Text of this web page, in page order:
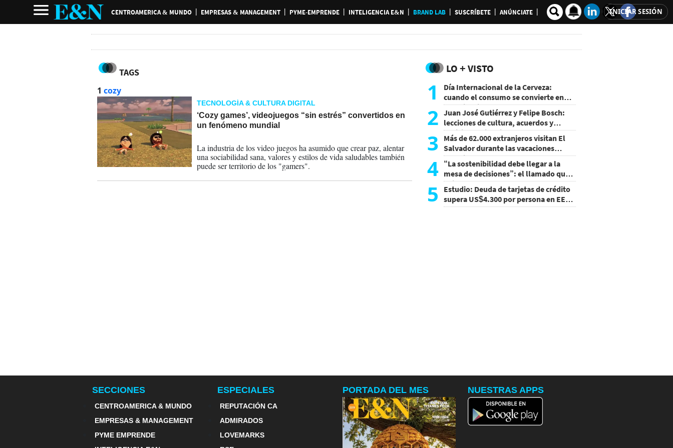
CENTROAMERICA & MUNDO EMPRESAS & MANAGEMENT PYME-EMPRENDE INTELIGENCIA E&N BRAND LAB SUSCRÍBETE ANÚNCIATE INICIAR SESIÓN
TAGS
1 cozy
TECNOLOGÍA & CULTURA DIGITAL
‘Cozy games’, videojuegos “sin estrés” convertidos en
un fenómeno mundial
La industria de los video juegos ha asumido que crear paz, alentar
una sociabilidad sana, valores y estilos de vida saludables también
puede ser territorio de los "gamers".
LO + VISTO
1
Día Internacional de la Cerveza:
cuando el consumo se convierte en
experiencia
2 Juan José Gutiérrez y Felipe Bosch:
lecciones de cultura, acuerdos y
decisiones sin miedo
3 Más de 62.000 extranjeros visitan El
Salvador durante las vacaciones
agostinas
4 “La sostenibilidad debe llegar a la
mesa de decisiones”: el llamado que
deja CentraRSE
5
Estudio: Deuda de tarjetas de crédito
supera US$4.300 por persona en EE.
UU.
SECCIONES
CENTROAMERICA & MUNDO
EMPRESAS & MANAGEMENT
PYME EMPRENDE
ESPECIALES
REPUTACIÓN CA
ADMIRADOS
LOVEMARKS
PORTADA DEL MES NUESTRAS APPS